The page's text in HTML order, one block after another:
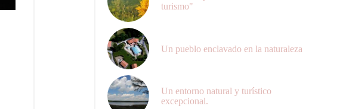
turismo"
Un pueblo enclavado en la naturaleza
Un entorno natural y turístico
excepcional.